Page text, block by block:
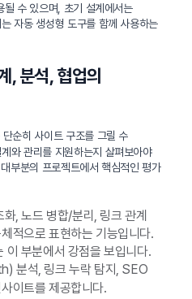
될 수 있으며, 초기 설계에서는
자동 생성형 도구를 함께 사용하는
, 분석, 협업의
순히 사이트 구조를 그릴 수
와 관리를 지원하는지 살펴보아야
부분의 프로젝트에서 핵심적인 평가
, 노드 병합/분리, 링크 관계
적으로 표현하는 기능입니다.
부분에서 강점을 보입니다.
분석, 링크 누락 탐지, SEO
이트를 제공합니다.